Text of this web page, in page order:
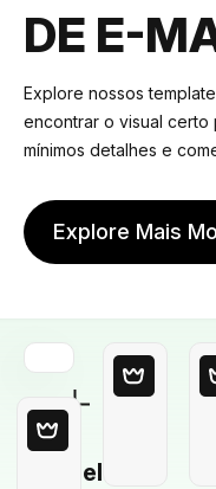
DE E-
Explore nossos
encontrar o visual certo
mínimos detalhes e
Explore Mais
Modelo